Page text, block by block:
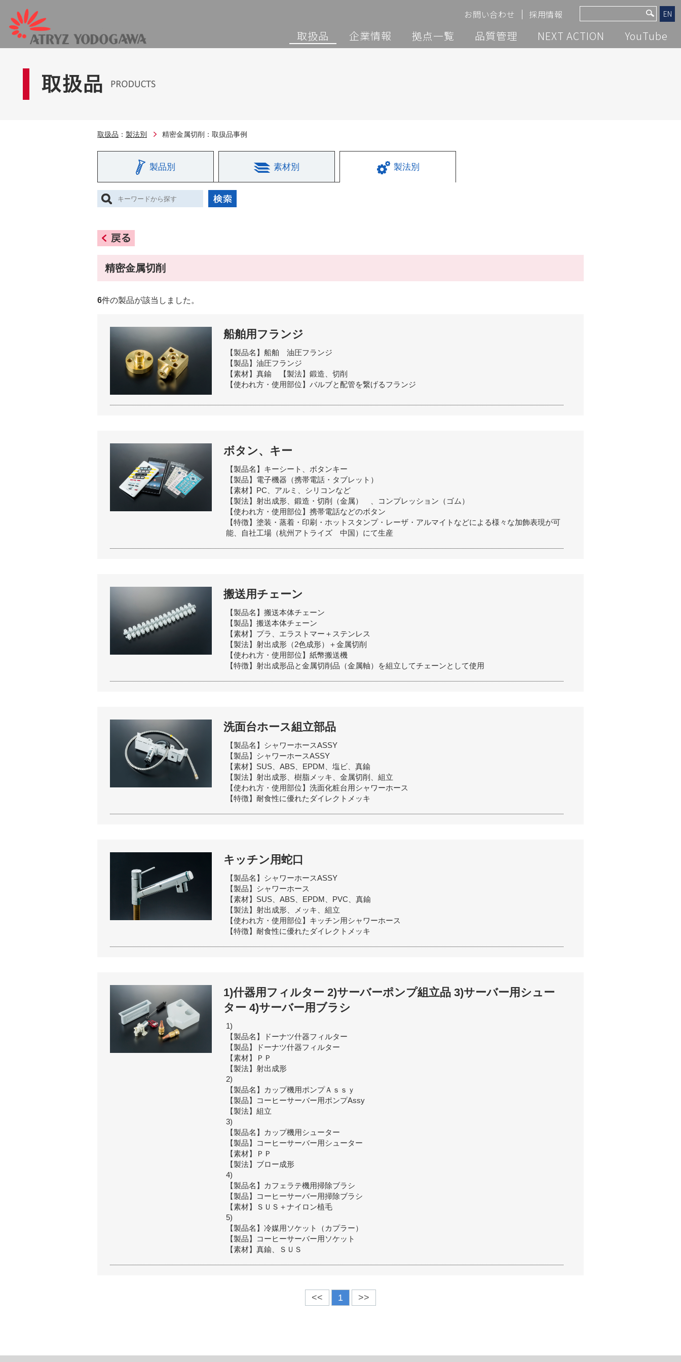
取扱品 企業情報 拠点一覧 品質管理 NEXT ACTION YouTube
お問い合わせ 採用情報 EN
取扱品 ： 製法別 精密金属切削：取扱品事例
製品別 素材別 製法別
精密金属切削
6件の製品が該当しました。
船舶用フランジ
【製品名】船舶 油圧フランジ
【製品】油圧フランジ
【素材】真鍮 【製法】鍛造、切削
【使われ方・使用部位】バルブと配管を繋げるフランジ
ボタン、キー
【製品名】キーシート、ボタンキー
【製品】電子機器（携帯電話・タブレット）
【素材】PC、アルミ、シリコンなど
【製法】射出成形、鍛造・切削（金属） 、コンプレッション（ゴム）
【使われ方・使用部位】携帯電話などのボタン
【特徴】塗装・蒸着・印刷・ホットスタンプ・レーザ・アルマイトなどによる様々な加飾表現が可
能、自社工場（杭州アトライズ 中国）にて生産
搬送用チェーン
【製品名】搬送本体チェーン
【製品】搬送本体チェーン
【素材】プラ、エラストマー＋ステンレス
【製法】射出成形（2色成形）＋金属切削
【使われ方・使用部位】紙幣搬送機
【特徴】射出成形品と金属切削品（金属軸）を組立してチェーンとして使用
洗面台ホース組立部品
【製品名】シャワーホースASSY
【製品】シャワーホースASSY
【素材】SUS、ABS、EPDM、塩ビ、真鍮
【製法】射出成形、樹脂メッキ、金属切削、組立
【使われ方・使用部位】洗面化粧台用シャワーホース
【特徴】耐食性に優れたダイレクトメッキ
キッチン用蛇口
【製品名】シャワーホースASSY
【製品】シャワーホース
【素材】SUS、ABS、EPDM、PVC、真鍮
【製法】射出成形、メッキ、組立
【使われ方・使用部位】キッチン用シャワーホース
【特徴】耐食性に優れたダイレクトメッキ
1)什器用フィルター 2)サーバーポンプ組立品 3)サーバー用シュー
ター 4)サーバー用ブラシ
1)
【製品名】ドーナツ什器フィルター
【製品】ドーナツ什器フィルター
【素材】ＰＰ
【製法】射出成形
2)
【製品名】カップ機用ポンプＡｓｓｙ
【製品】コーヒーサーバー用ポンプAssy
【製法】組立
3)
【製品名】カップ機用シューター
【製品】コーヒーサーバー用シューター
【素材】ＰＰ
【製法】ブロー成形
4)
【製品名】カフェラテ機用掃除ブラシ
【製品】コーヒーサーバー用掃除ブラシ
【素材】ＳＵＳ＋ナイロン植毛
5)
【製品名】冷媒用ソケット（カプラー）
【製品】コーヒーサーバー用ソケット
【素材】真鍮、ＳＵＳ
<< 1 >>